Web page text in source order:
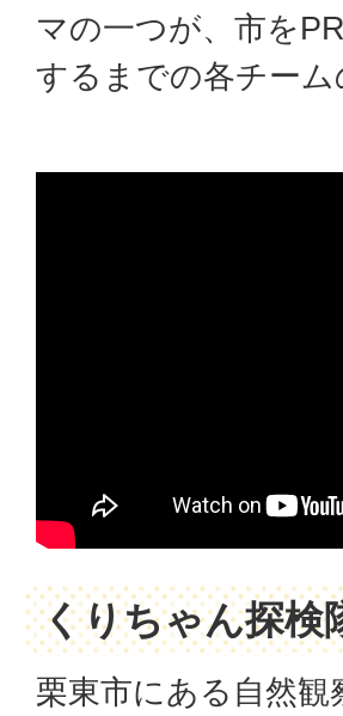
マの一つが、市を
するまでの各チー
くりちゃん探検
栗東市にある自然